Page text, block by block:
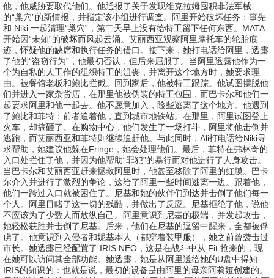
他，他威胁要取代他们。他通报了关于发现维克拉姆囤积非法军械
的“巢穴”的新情报，并指定该小组进行调查。阿里开始破坏任务：事先
和 Niki 一起清理“巢穴”，第二天早上没有给特工留下任何东西。MATA
开始因“未知”的破坏而风起云涌。艾丽西亚观察阿里摩托车的轮胎痕
迹，怀疑他的缺席和执行任务的借口。接下来，她打电话给阿里，透露
了他的“盗窃行为”，他最初否认，但后来屈服了。当阿里透露他作为一
个为自私的人工作的组织特工的沮丧，并离开这个地方时，她要求理
由。被餐馆老板和鲍比拦截。回到家后，他被特工跟踪。他试图摆脱他
们并进入一家杂货店，在那里他被伪装的特工包围，而巴卡尔和他们一
起要求阿里和他一起去。他不愿意加入，险些逃离了这个地方。他遇到
了鲍比和菲特：前者追着他，直到城市地铁站。在那里，阿里试图登上
火车，却搞砸了。在购物中心，他们发生了一场打斗，阿里将他击倒并
逃跑，而艾丽西亚和菲特则继续追赶他。与此同时，Ali打电话给Niki寻
求帮助，她建议他躲在Fringe，她会处理他们。最后，菲特在弗林奇的
入口处拦住了他，并因为他帮助“罪犯”的暴行而对他进行了人身攻击。
当巴卡尔和艾丽西亚赶来拯救阿里时，他甚至移除了阿里的虹膜。巴卡
尔介入并进行了激烈的争论，这给了阿里一些时间逃离一边。跟着他，
他们一跨过入口就被困住了。尼基和她的伙伴们到达并击倒了他们每一
个人。阿里目睹了这一切的残酷，并做出了反应。尼基拒绝了他，说他
不应该为了少数人而放纵自己。阿里意识到尼基的极端，并发起攻击，
她轻松获胜并击倒了尼基。后来，他们在尼基的逗留中醒来，全都被俘
虏了。他意识到入侵者和妮基本人（都穿着装甲服），她之前曾袭击过
市长。她透露已经配置了 IRIS NEO，这是在战斗中从 Fit 抢来的，现
在她可以访问其全部功能。她透露，她是从阿里送给她的U盘中得知
IRIS的知识的：也就是说，最初的设备是由阿里的母亲阿莉娅创建的。